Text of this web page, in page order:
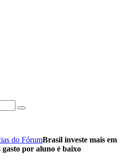
do FórumBrasil investe mais em
por aluno é baixo